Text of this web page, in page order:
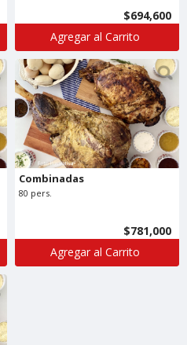
$694,600
Agregar al Carrito
Combinadas
80 pers.
$781,000
Agregar al Carrito